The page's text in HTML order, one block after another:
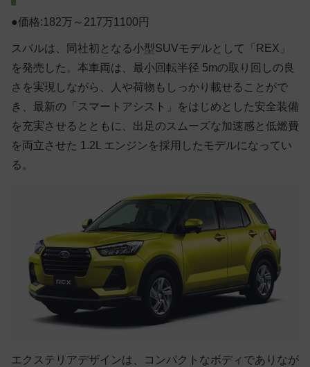
●価格:182万～217万1100円
スバルは、同社初となる小型SUVモデルとして「REX」
を発売した。本車両は、最小回転半径 5mの取り回しの良
さを実現しながら、人や荷物もしっかり載せることがで
き、最新の「スマートアシスト」をはじめとした安全装備
を充実させるとともに、出足のスムーズな加速感と低燃費
を両立させた 1.2L エンジンを採用したモデルになってい
る。
エクステリアデザインは、コンパクトなボディでありなが